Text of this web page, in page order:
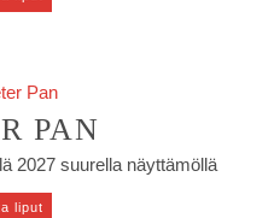
PAN
2027 suurella näyttämöllä
liput